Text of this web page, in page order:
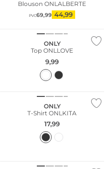
Blouson ONLALBERTE
PVC69,99 44,99
ONLY
Top ONLLOVE
9,99
ONLY
T-Shirt ONLKITA
17,99